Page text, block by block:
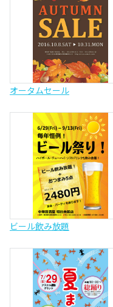
オータムセール
ビール飲み放題